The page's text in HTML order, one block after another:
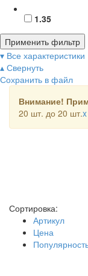
1.35
Применить фильтр
▾ Все характеристики
▴ Свернуть
Сохранить в файл
Внимание!
20 шт. до 20 шт.x
Сортировка:
Артикул
Цена